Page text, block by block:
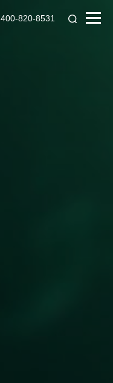
400-820-8531